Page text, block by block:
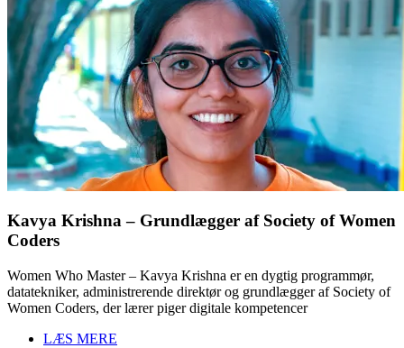
Kavya Krishna – Grundlægger af Society of Women
Coders
Women Who Master – Kavya Krishna er en dygtig programmør,
datatekniker, administrerende direktør og grundlægger af Society of
Women Coders, der lærer piger digitale kompetencer
LÆS MERE